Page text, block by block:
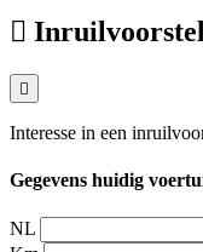
Interesse in een
Gegevens huidig
NL